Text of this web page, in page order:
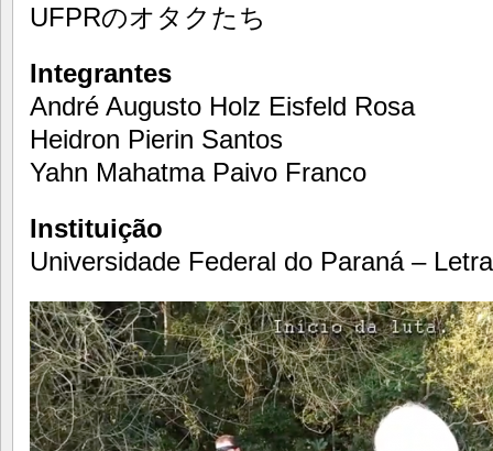
UFPRのオタクたち
Integrantes
André Augusto Holz Eisfeld Rosa
Heidron Pierin Santos
Yahn Mahatma Paivo Franco
Instituição
Universidade Federal do Paraná –